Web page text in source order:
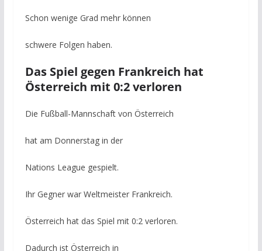
Schon wenige Grad mehr können
schwere Folgen haben.
Das Spiel gegen Frankreich hat
Österreich mit 0:2 verloren
Die Fußball-Mannschaft von Österreich
hat am Donnerstag in der
Nations League gespielt.
Ihr Gegner war Weltmeister Frankreich.
Österreich hat das Spiel mit 0:2 verloren.
Dadurch ist Österreich in